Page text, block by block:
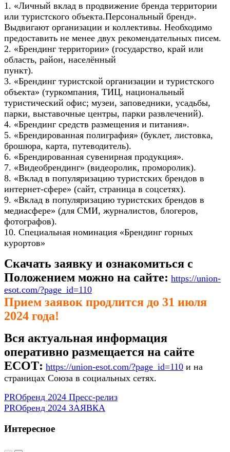
1. «Личный вклад в продвижение бренда территории
или туристского объекта.Персональный бренд».
Выдвигают организации и коллективы. Необходимо
предоставить не менее двух рекомендательных писем.
2. «Брендинг территории» (государство, край или
область, район, населённый
пункт).
3. «Брендинг туристской организации и туристского
объекта» (туркомпания, ТИЦ, национальный
туристический офис; музеи, заповедники, усадьбы,
парки, выставочные центры, парки развлечений).
4. «Брендинг средств размещения и питания».
5. «Брендированная полиграфия» (буклет, листовка,
брошюра, карта, путеводитель).
6. «Брендированная сувенирная продукция».
7. «Видеобрендинг» (видеоролик, проморолик).
8. «Вклад в популяризацию туристских брендов в
интернет-сфере» (сайт, страница в соцсетях).
9. «Вклад в популяризацию туристских брендов в
медиасфере» (для СМИ, журналистов, блогеров,
фотографов).
10. Специальная номинация «Брендинг горных
курортов»
Скачать заявку и ознакомиться с
Положением можно на сайте: https://union-
esot.com/?page_id=110
Прием заявок продлится до 31 июля
2024 года!
Вся актуальная информация
оперативно размещается на сайте
ЕСОТ: https://union-esot.com/?page_id=110 и на
страницах Союза в социальных сетях.
PROбренд 2024 Пресс-релиз
PROбренд 2024 ЗАЯВКА
Интересное